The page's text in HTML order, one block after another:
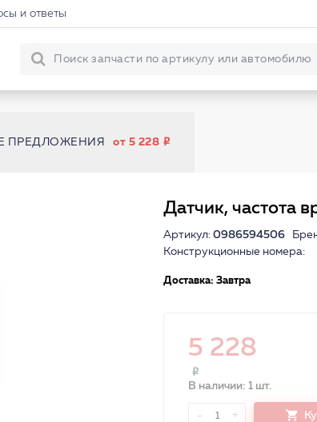
и ответы
ПРЕДЛОЖЕНИЯ от 5 228
Датчик, частота
Артикул: 0986594506
Конструкционные номера:
Доставка: Завтра
5 228
В наличии: 1 шт.
- 1 +